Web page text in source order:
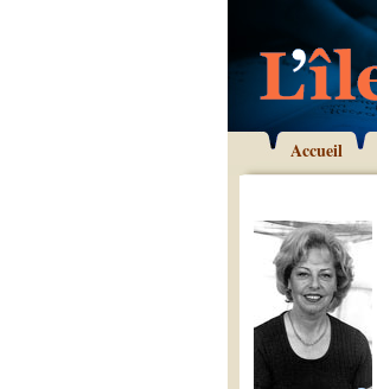
Accueil